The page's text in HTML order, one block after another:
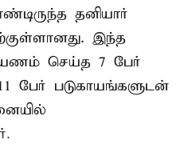
தனியார்
இந்த
செய்த 7 பேர்
பேர் படுகாயங்களுடன்